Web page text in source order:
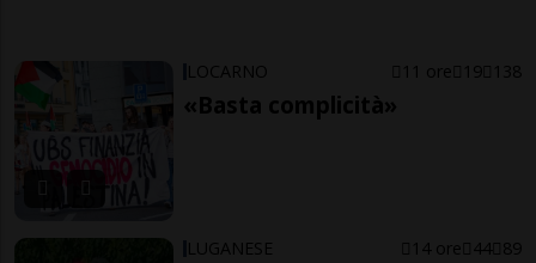
LOCARNO 11 ore 19 138
«Basta complicità»
LUGANESE 14 ore 44 89